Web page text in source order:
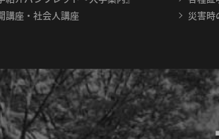
講座・社会人講座
災害時